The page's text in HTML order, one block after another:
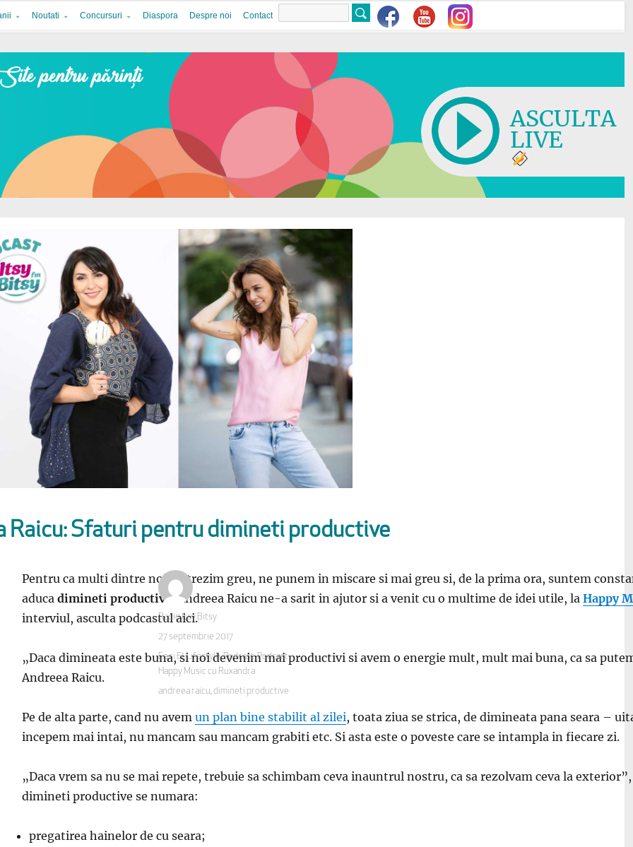
Noutati Concursuri Diaspora Despre noi Contact
ASCULTA
LIVE
Raicu: Sfaturi pentru dimineti productive
Pentru ca multi dintre noi ne trezim greu, ne punem in miscare si mai greu si, de la prima ora, suntem
aduca dimineti productive. Andreea Raicu ne-a sarit in ajutor si a venit cu o multime de idei utile, la Happy
interviul, asculta podcastul aici.
„Daca dimineata este buna, si noi devenim mai productivi si avem o energie mult, mult mai buna, ca sa
Andreea Raicu.
Pe de alta parte, cand nu avem un plan bine stabilit al zilei, toata ziua se strica, de dimineata pana seara –
incepem mai intai, nu mancam sau mancam grabiti etc. Si asta este o poveste care se intampla in fiecare zi.
„Daca vrem sa nu se mai repete, trebuie sa schimbam ceva inauntrul nostru, ca sa rezolvam ceva la exterior
dimineti productive se numara:
pregatirea hainelor de cu seara;
Autor
Radio Itsy Bitsy
Publicat
pe
27 septembrie 2017
Categorii
Ea si El,Lifestyle,Podcast,Podcast
Happy Music cu Ruxandra
Etichete
andreea raicu,dimineti productive